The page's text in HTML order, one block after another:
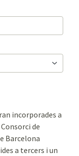
incorporades a
de
Barcelona
a tercers i un